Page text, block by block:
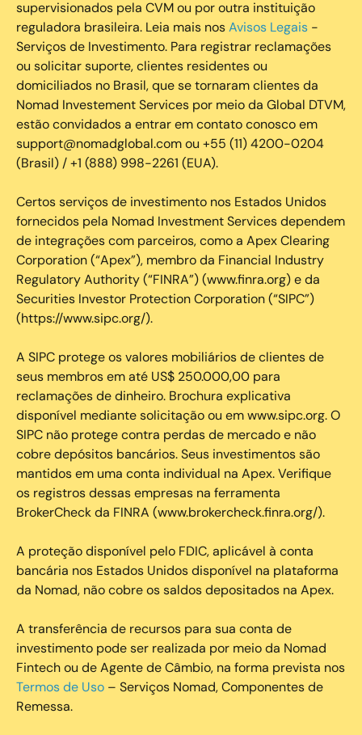
supervisionados pela CVM ou por outra instituição
reguladora brasileira. Leia mais nosAvisos Legais -
Serviços de Investimento. Para registrar reclamações
ou solicitar suporte, clientes residentes ou
domiciliados no Brasil, que se tornaram clientes da
Nomad Investement Services por meio da Global DTVM,
estão convidados a entrar em contato conosco em
support@nomadglobal.com ou +55 (11) 4200-0204
(Brasil) / +1 (888) 998-2261 (EUA).
Certos serviços de investimento nos Estados Unidos
fornecidos pela Nomad Investment Services dependem
de integrações com parceiros, como a Apex Clearing
Corporation (“Apex”), membro da Financial Industry
Regulatory Authority (“FINRA”) (www.finra.org) e da
Securities Investor Protection Corporation (“SIPC”)
(https://www.sipc.org/).
A SIPC protege os valores mobiliários de clientes de
seus membros em até US$ 250.000,00 para
reclamações de dinheiro. Brochura explicativa
disponível mediante solicitação ou em www.sipc.org. O
SIPC não protege contra perdas de mercado e não
cobre depósitos bancários. Seus investimentos são
mantidos em uma conta individual na Apex. Verifique
os registros dessas empresas na ferramenta
BrokerCheck da FINRA (www.brokercheck.finra.org/).
A proteção disponível pelo FDIC, aplicável à conta
bancária nos Estados Unidos disponível na plataforma
da Nomad, não cobre os saldos depositados na Apex.
A transferência de recursos para sua conta de
investimento pode ser realizada por meio da Nomad
Fintech ou de Agente de Câmbio, na forma prevista nos
Termos de Uso – Serviços Nomad, Componentes de
Remessa.